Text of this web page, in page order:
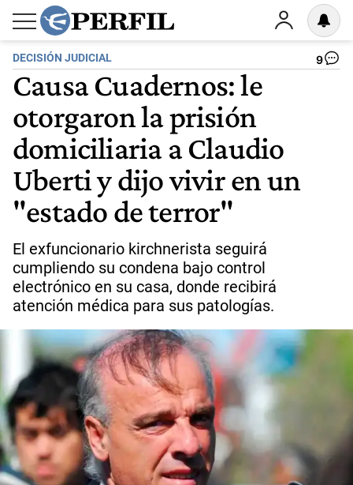
DECISIÓN JUDICIAL 9
Causa Cuadernos: le
otorgaron la prisión
domiciliaria a Claudio
Uberti y dijo vivir en un
"estado de terror"
El exfuncionario kirchnerista seguirá
cumpliendo su condena bajo control
electrónico en su casa, donde recibirá
atención médica para sus patologías.